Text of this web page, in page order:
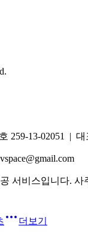
259-13-02051 | 대
서비스입니다.
더보기